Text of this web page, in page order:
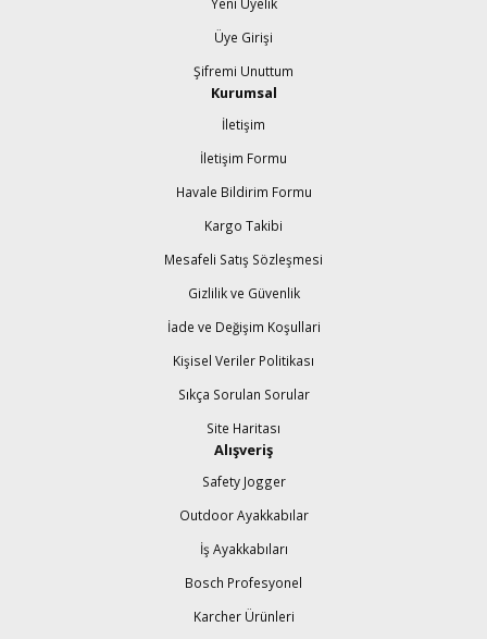
Üye Girişi
Şifremi Unuttum
Kurumsal
İletişim
İletişim Formu
Havale Bildirim Formu
Kargo Takibi
Mesafeli Satış Sözleşmesi
Gizlilik ve Güvenlik
İade ve Değişim Koşullari
Kişisel Veriler Politikası
Sıkça Sorulan Sorular
Site Haritası
Alışveriş
Safety Jogger
Outdoor Ayakkabılar
İş Ayakkabıları
Bosch Profesyonel
Karcher Ürünleri